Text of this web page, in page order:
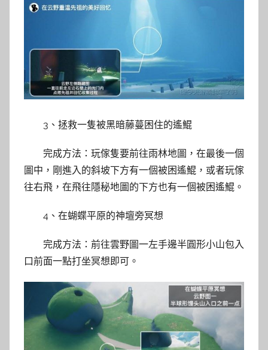
3、拯救一隻被黑暗藤蔓困住的遙鯤
完成方法：玩傢隻要前往雨林地圖，在最後一個
圖中，剛進入的斜坡下方有一個被困遙鯤，或者玩傢
往右飛，在飛往隱秘地圖的下方也有一個被困遙鯤。
4、在蝴蝶平原的神壇旁冥想
完成方法：前往雲野圖一左手邊半圓形小山包入
口前面一點打坐冥想即可。